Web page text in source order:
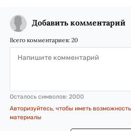
Добавить комментарий
Всего комментариев: 20
Осталось символов: 2000
Авторизуйтесь, чтобы иметь
материалы